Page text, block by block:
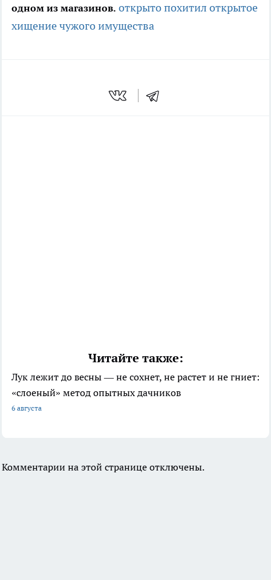
одном из магазинов. открыто похитил открытое
хищение чужого имущества
Читайте также:
Лук лежит до весны — не сохнет, не растет и не гниет:
«слоеный» метод опытных дачников
6 августа
Комментарии на этой странице отключены.